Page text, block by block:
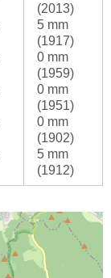
(2013)
5 mm
(1917)
0 mm
(1959)
0 mm
(1951)
0 mm
(1902)
5 mm
(1912)